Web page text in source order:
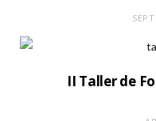
II Taller de